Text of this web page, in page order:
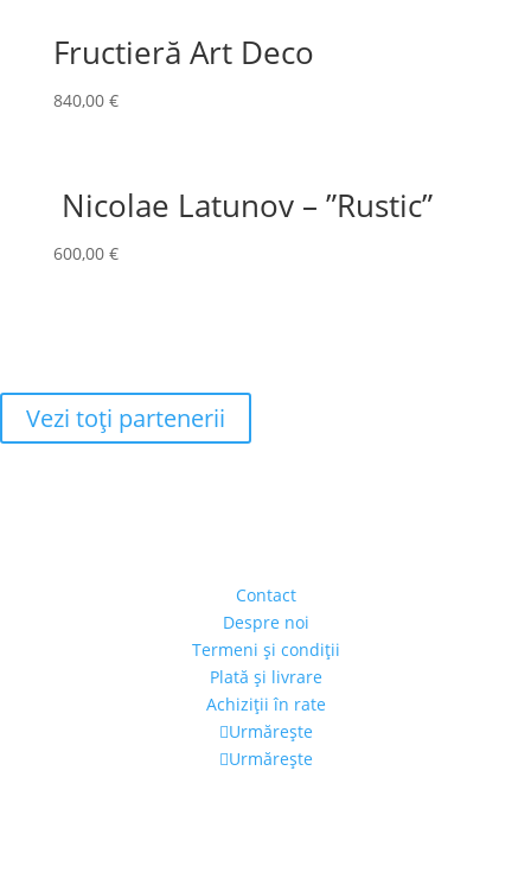
Fructieră Art Deco
840,00 €
Nicolae Latunov – ”Rustic”
600,00 €
Vezi toţi partenerii
Contact
Despre noi
Termeni şi condiţii
Plată şi livrare
Achiziţii în rate
Urmărește
Urmărește